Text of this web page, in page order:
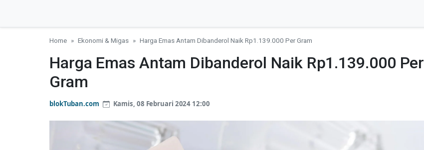
Home Ekonomi & Migas Harga Emas Antam Dibanderol Naik Rp1.139.000 Per Gram
Harga Emas Antam Dibanderol Naik Rp1.139.000 Per
Gram
blokTuban.com Kamis, 08 Februari 2024 12:00